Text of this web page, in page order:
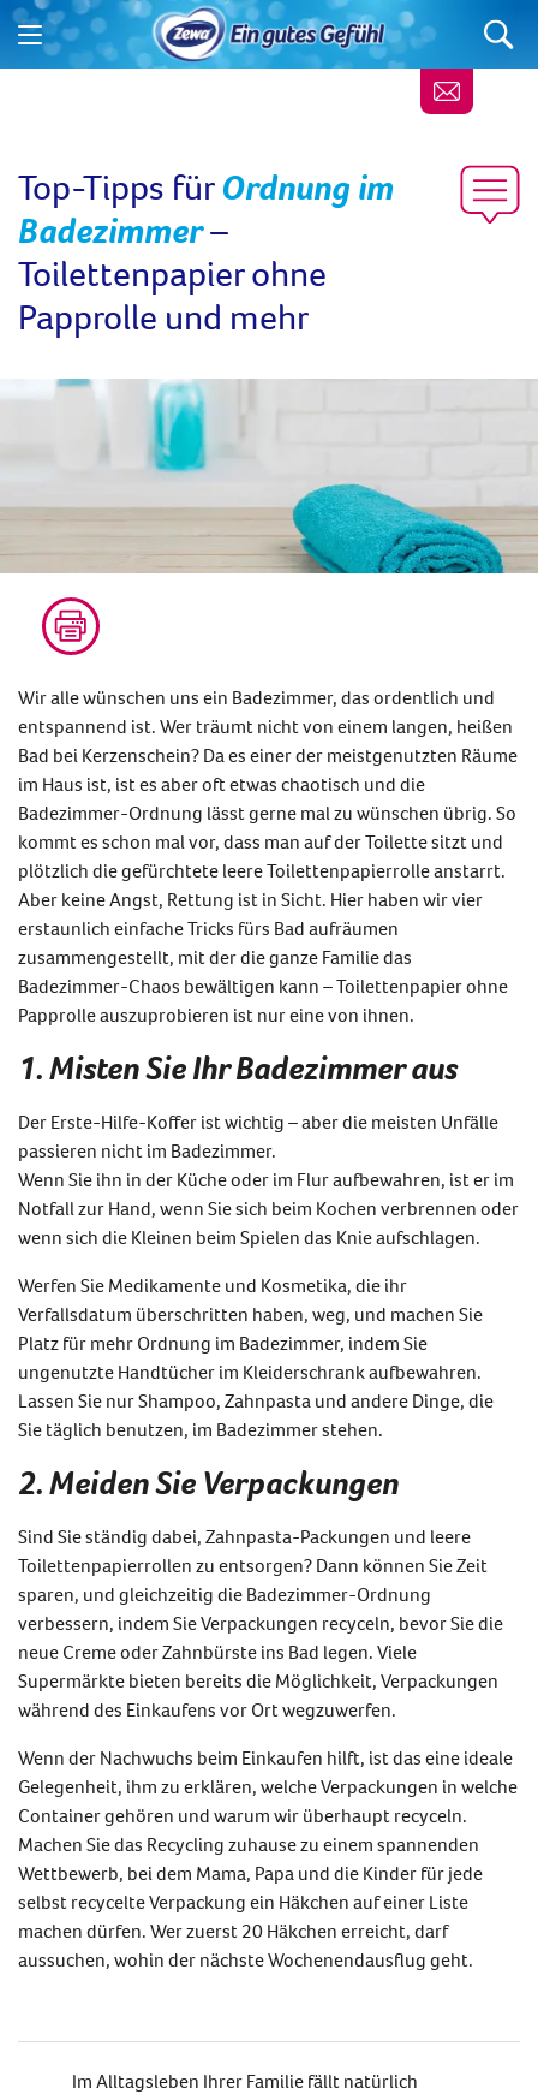
Top-Tipps fürOrdnung im
Badezimmer–
Toilettenpapier ohne
Papprolle und mehr
Wir alle wünschen uns ein Badezimmer, das ordentlich und
entspannend ist. Wer träumt nicht von einem langen, heißen
Bad bei Kerzenschein? Da es einer der meistgenutzten Räume
im Haus ist, ist es aber oft etwas chaotisch und die
Badezimmer-Ordnung lässt gerne mal zu wünschen übrig. So
kommt es schon mal vor, dass man auf der Toilette sitzt und
plötzlich die gefürchtete leere Toilettenpapierrolle anstarrt.
Aber keine Angst, Rettung ist in Sicht. Hier haben wir vier
erstaunlich einfache Tricks fürs Bad aufräumen
zusammengestellt, mit der die ganze Familie das
Badezimmer-Chaos bewältigen kann – Toilettenpapier ohne
Papprolle auszuprobieren ist nur eine von ihnen.
1. Misten Sie Ihr Badezimmer aus
Der Erste-Hilfe-Koffer ist wichtig – aber die meisten Unfälle
passieren nicht im Badezimmer.
Wenn Sie ihn in der Küche oder im Flur aufbewahren, ist er im
Notfall zur Hand, wenn Sie sich beim Kochen verbrennen oder
wenn sich die Kleinen beim Spielen das Knie aufschlagen.
Werfen Sie Medikamente und Kosmetika, die ihr
Verfallsdatum überschritten haben, weg, und machen Sie
Platz für mehr Ordnung im Badezimmer, indem Sie
ungenutzte Handtücher im Kleiderschrank aufbewahren.
Lassen Sie nur Shampoo, Zahnpasta und andere Dinge, die
Sie täglich benutzen, im Badezimmer stehen.
2. Meiden Sie Verpackungen
Sind Sie ständig dabei, Zahnpasta-Packungen und leere
Toilettenpapierrollen zu entsorgen? Dann können Sie Zeit
sparen, und gleichzeitig die Badezimmer-Ordnung
verbessern, indem Sie Verpackungen recyceln, bevor Sie die
neue Creme oder Zahnbürste ins Bad legen. Viele
Supermärkte bieten bereits die Möglichkeit, Verpackungen
während des Einkaufens vor Ort wegzuwerfen.
Wenn der Nachwuchs beim Einkaufen hilft, ist das eine ideale
Gelegenheit, ihm zu erklären, welche Verpackungen in welche
Container gehören und warum wir überhaupt recyceln.
Machen Sie das Recycling zuhause zu einem spannenden
Wettbewerb, bei dem Mama, Papa und die Kinder für jede
selbst recycelte Verpackung ein Häkchen auf einer Liste
machen dürfen. Wer zuerst 20 Häkchen erreicht, darf
aussuchen, wohin der nächste Wochenendausflug geht.
Im Alltagsleben Ihrer Familie fällt natürlich